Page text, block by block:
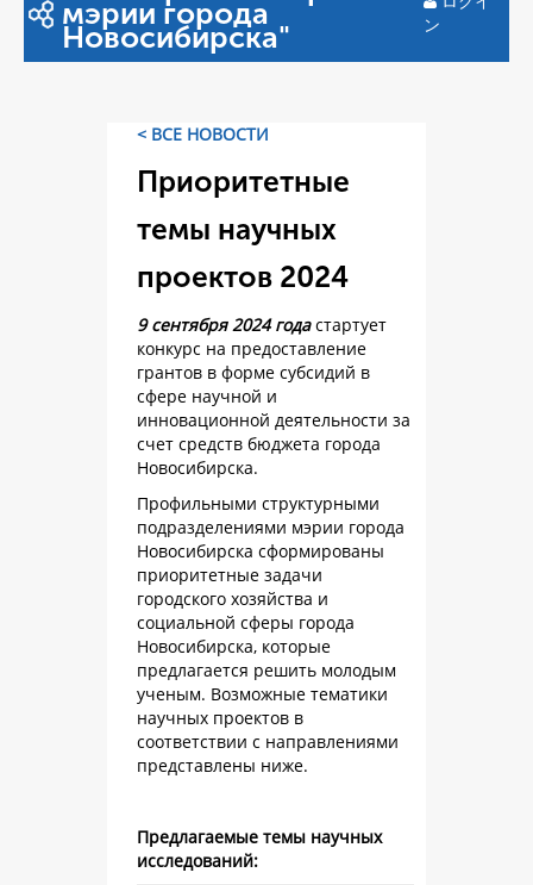
мэрии города
Новосибирска"
ン
< ВСЕ НОВОСТИ
Приоритетные
темы научных
проектов 2024
9 сентября 2024 годастартует
конкурс на предоставление
грантов в форме субсидий в
сфере научной и
инновационной деятельности за
счет средств бюджета города
Новосибирска.
Профильными структурными
подразделениями мэрии города
Новосибирска сформированы
приоритетные задачи
городского хозяйства и
социальной сферы города
Новосибирска, которые
предлагается решить молодым
ученым. Возможные тематики
научных проектов в
соответствии с направлениями
представлены ниже.
Предлагаемые темы научных
исследований: